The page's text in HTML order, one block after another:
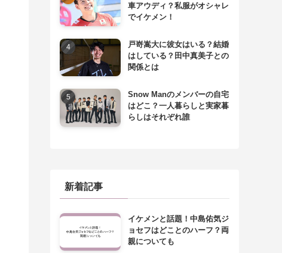
車アウディ？私服がオシャレ
でイケメン！
戸嵜嵩大に彼女はいる？結婚
はしている？田中真美子との
関係とは
Snow Manのメンバーの自宅
はどこ？一人暮らしと実家暮
らしはそれぞれ誰
新着記事
イケメンと話題！中島佑気ジ
ョセフはどことのハーフ？両
親についても